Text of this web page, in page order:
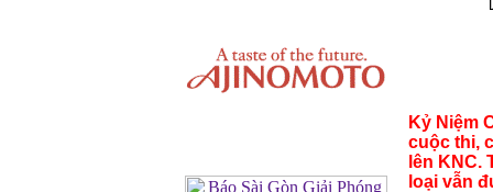
Kỷ Niệm
cuộc thi,
lên KNC.
loại vẫn